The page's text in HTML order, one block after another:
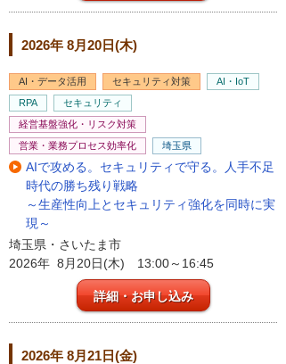
2026年 8月20日(木)
AI・データ活用 セキュリティ対策
AI・IoT
RPA
セキュリティ
経営基盤強化・リスク対策
営業・業務プロセス効率化
埼玉県
AIで攻める。セキュリティで守る。人手不足
時代の勝ち残り戦略
～生産性向上とセキュリティ強化を同時に実
現～
埼玉県・さいたま市
2026年 8月20日(木) 13:00～16:45
詳細・お申し込み
2026年 8月21日(金)